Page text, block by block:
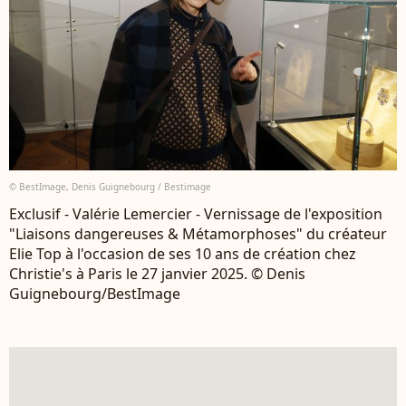
© BestImage, Denis Guignebourg / Bestimage
Exclusif - Valérie Lemercier - Vernissage de l'exposition
"Liaisons dangereuses & Métamorphoses" du créateur
Elie Top à l'occasion de ses 10 ans de création chez
Christie's à Paris le 27 janvier 2025. © Denis
Guignebourg/BestImage